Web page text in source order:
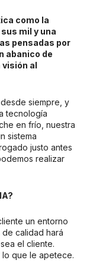
como la
mil y una
pensadas por
abanico de
visión al
desde siempre, y
tecnología
en frío, nuestra
sistema
justo antes
realizar
un entorno
calidad hará
el cliente.
que le apetece.